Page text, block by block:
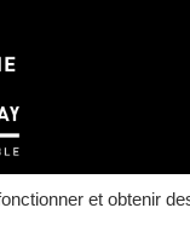
et obtenir